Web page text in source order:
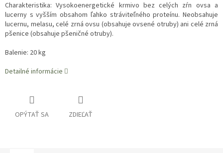
Charakteristika: Vysokoenergetické krmivo bez celých zŕn ovsa a
lucerny s vyšším obsahom ľahko stráviteľného proteínu. Neobsahuje
lucernu, melasu, celé zrná ovsu (obsahuje ovsené otruby) ani celé zrná
pšenice (obsahuje pšeničné otruby).
Balenie: 20 kg
Detailné informácie
OPÝTAŤ SA ZDIEĽAŤ